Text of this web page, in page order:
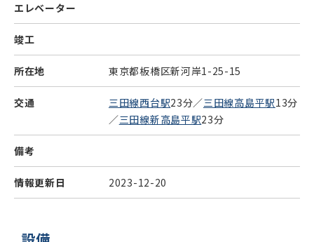
エレベーター
竣工
所在地 東京都板橋区新河岸1-25-15
交通 三田線西台駅23分／三田線高島平駅13分
／三田線新高島平駅23分
備考
情報更新日 2023-12-20